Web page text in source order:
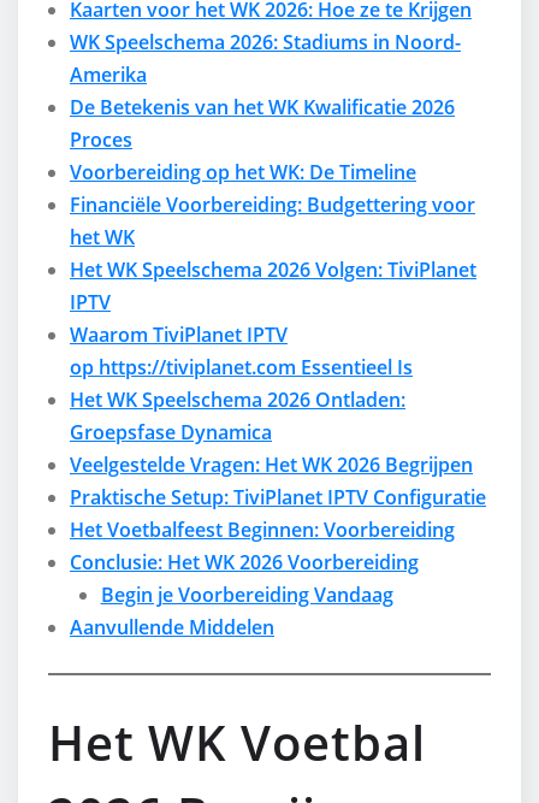
Kaarten voor het WK 2026: Hoe ze te Krijgen
WK Speelschema 2026: Stadiums in Noord-
Amerika
De Betekenis van het WK Kwalificatie 2026
Proces
Voorbereiding op het WK: De Timeline
Financiële Voorbereiding: Budgettering voor
het WK
Het WK Speelschema 2026 Volgen: TiviPlanet
IPTV
Waarom TiviPlanet IPTV
op https://tiviplanet.com Essentieel Is
Het WK Speelschema 2026 Ontladen:
Groepsfase Dynamica
Veelgestelde Vragen: Het WK 2026 Begrijpen
Praktische Setup: TiviPlanet IPTV Configuratie
Het Voetbalfeest Beginnen: Voorbereiding
Conclusie: Het WK 2026 Voorbereiding
Begin je Voorbereiding Vandaag
Aanvullende Middelen
Het WK Voetbal